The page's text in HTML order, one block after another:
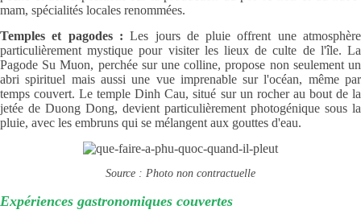
mam, spécialités locales renommées.
Temples et pagodes :Les jours de pluie offrent une atmosphère
particulièrement mystique pour visiter les lieux de culte de l'île. La
Pagode Su Muon, perchée sur une colline, propose non seulement un
abri spirituel mais aussi une vue imprenable sur l'océan, même par
temps couvert. Le temple Dinh Cau, situé sur un rocher au bout de la
jetée de Duong Dong, devient particulièrement photogénique sous la
pluie, avec les embruns qui se mélangent aux gouttes d'eau.
Source : Photo non contractuelle
Expériences gastronomiques couvertes